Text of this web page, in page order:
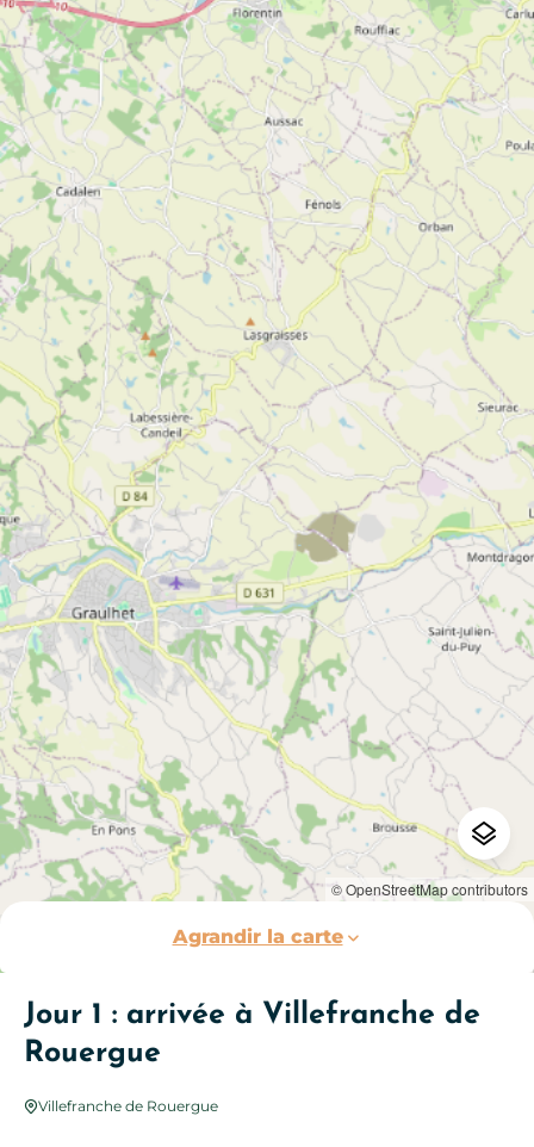
Jour 1 : arrivée à Villefranche de
Rouergue
Villefranche de Rouergue
© OpenStreetMap contributors
Agrandir la carte